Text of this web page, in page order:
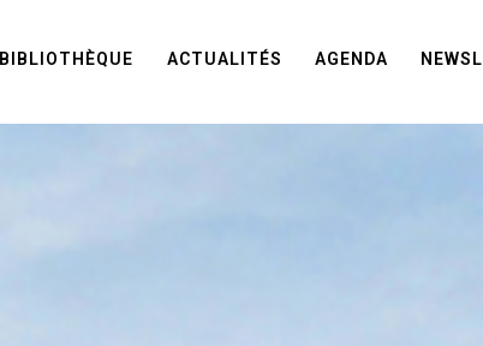
BIBLIOTHÈQUE ACTUALITÉS AGENDA